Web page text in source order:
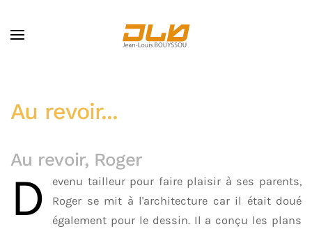
Skip to main content
Au revoir...
Au revoir, Roger
D
evenu tailleur pour faire plaisir à ses parents,
Roger se mit à l'architecture car il était doué
également pour le dessin. Il a conçu les plans